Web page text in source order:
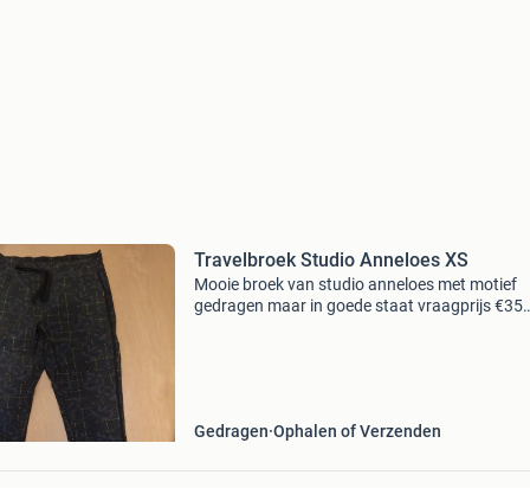
Travelbroek Studio Anneloes XS
Mooie broek van studio anneloes met motief
gedragen maar in goede staat vraagprijs €35
Gedragen Ophalen of Verzenden